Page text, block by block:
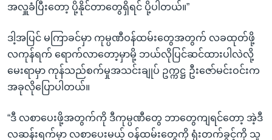
အလှူခံပြီးတော့ ပို့နိုင်တာတွေရှိရင် ပို့ပါတယ်။”
ဒါ့အပြင် မကြာခင်မှာ ကုမ္ပဏီဝန်ထမ်းတွေအတွက် လခထုတ်ဖို့
လကုန်ရက် ရောက်လာတော့မှာမို့ ဘယ်လိုပြင်ဆင်ထားပါလဲလို့
မေးရာမှာ ကုန်သည်စက်မှုအသင်းချုပ် ဥက္ကဋ္ဌ ဦးဇော်မင်းဝင်းက
အခုလိုပြောပါတယ်။
“ဒီ လစာပေးဖို့အတွက်ကို ဒီကုမ္ပဏီတွေ ဘာတွေကျရင်တော့ အဲ့ဒီ
လဆန်းရက်မှာ လစာပေးမယ့် ဝန်ထမ်းတွေကို ရုံးတက်ခွင့်ကို သူ